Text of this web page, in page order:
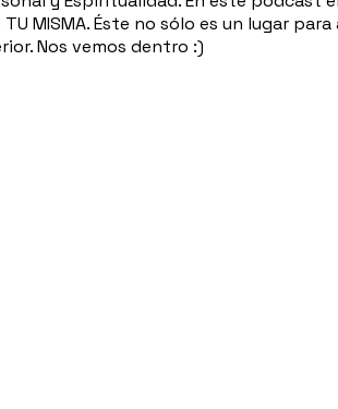
MISMA. Éste no sólo es un lugar
Nos vemos dentro :)